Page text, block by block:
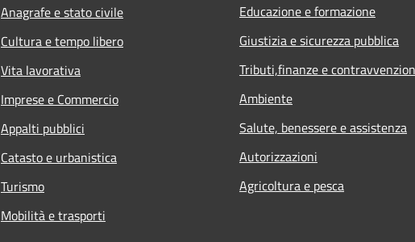
Anagrafe e stato civile
Cultura e tempo libero
Vita lavorativa
Imprese e Commercio
Appalti pubblici
Catasto e urbanistica
Turismo
Mobilità e trasporti
Educazione e formazione
Giustizia e sicurezza pubblica
Tributi,finanze e
Ambiente
Salute, benessere e assistenza
Autorizzazioni
Agricoltura e pesca